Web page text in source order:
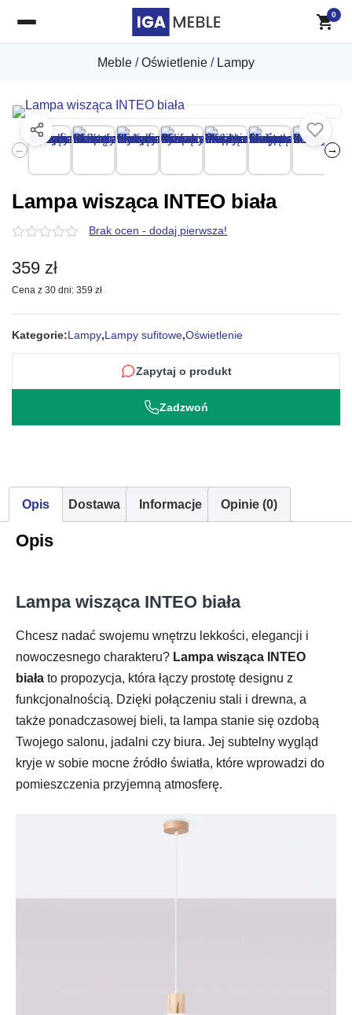
Meble /Oświetlenie / Lampy
← →
Lampa wisząca INTEO biała
z
5
Brak ocen - dodaj pierwsza!
359 zł
Cena z 30 dni: 359 zł
Kategorie:Lampy,Lampy sufitowe,Oświetlenie
Zapytaj o produkt
Zadzwoń
Opis Dostawa Informacje Opinie (0)
Opis
Lampa wisząca INTEO biała
Chcesz nadać swojemu wnętrzu lekkości, elegancji i
nowoczesnego charakteru? Lampa wisząca INTEO
biała to propozycja, która łączy prostotę designu z
funkcjonalnością. Dzięki połączeniu stali i drewna, a
także ponadczasowej bieli, ta lampa stanie się ozdobą
Twojego salonu, jadalni czy biura. Jej subtelny wygląd
kryje w sobie mocne źródło światła, które wprowadzi do
pomieszczenia przyjemną atmosferę.
0